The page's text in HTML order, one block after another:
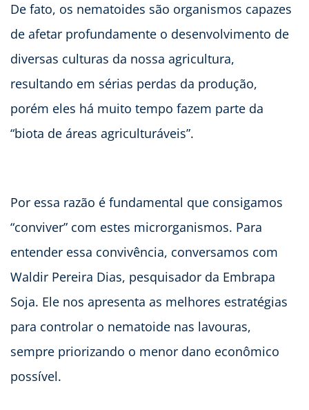
De fato, os nematoides são organismos capazes
de afetar profundamente o desenvolvimento de
diversas culturas da nossa agricultura,
resultando em sérias perdas da produção,
porém eles há muito tempo fazem parte da
“biota de áreas agriculturáveis”.
Por essa razão é fundamental que consigamos
“conviver” com estes microrganismos. Para
entender essa convivência, conversamos com
Waldir Pereira Dias, pesquisador da Embrapa
Soja. Ele nos apresenta as melhores estratégias
para controlar o nematoide nas lavouras,
sempre priorizando o menor dano econômico
possível.